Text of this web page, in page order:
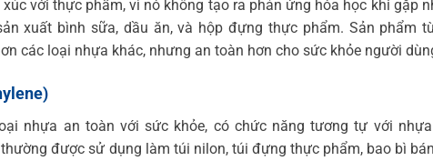
với thực phẩm, vì nó không tạo ra phản ứng hóa học khi gặp
xuất bình sữa, dầu ăn, và hộp đựng thực phẩm. Sản phẩm
các loại nhựa khác, nhưng an toàn hơn cho sức khỏe người
nhựa an toàn với sức khỏe, có chức năng tương tự với nhựa
được sử dụng làm túi nilon, túi đựng thực phẩm, bao bì